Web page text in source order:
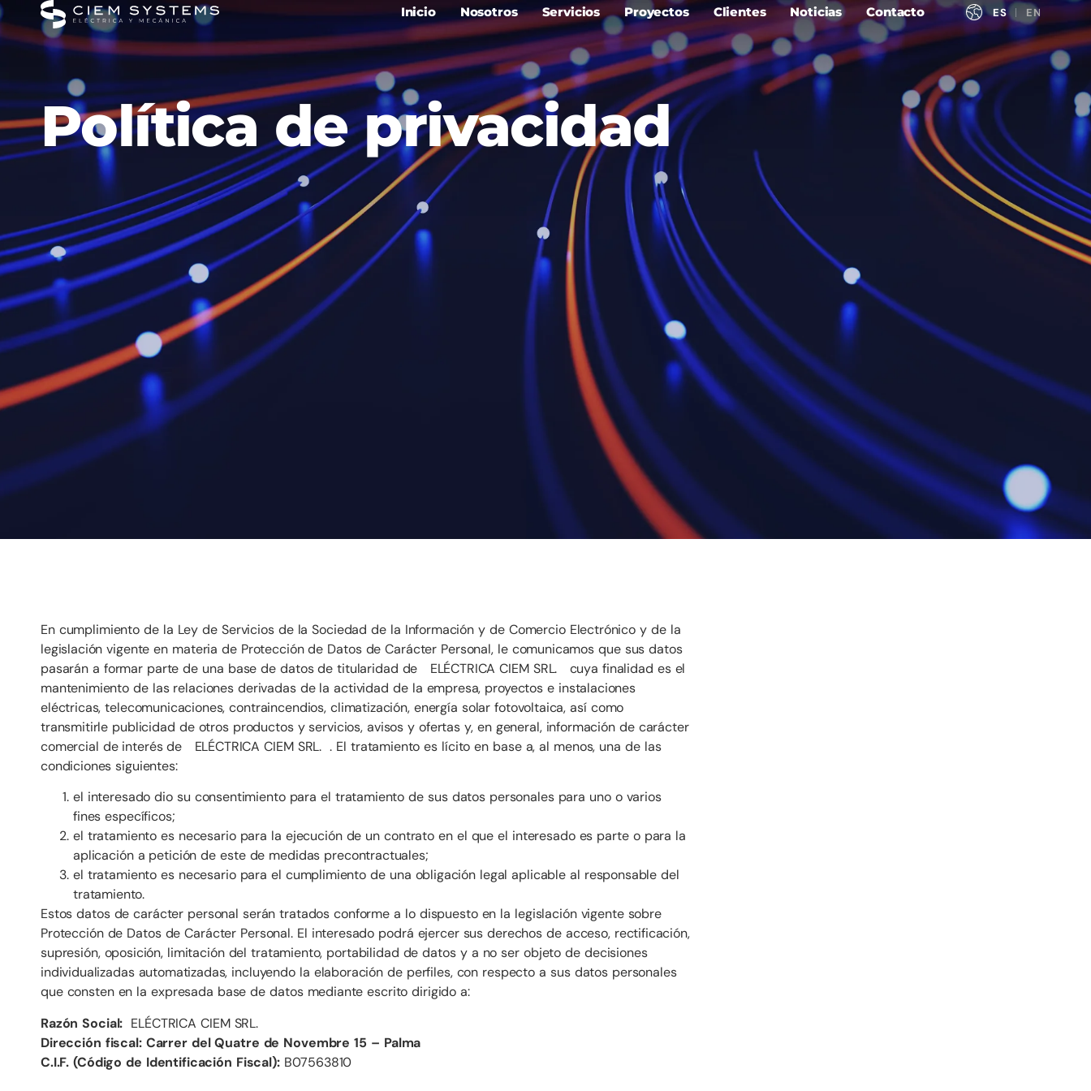
Inicio Nosotros Servicios Proyectos Clientes Noticias Contacto ESPAÑOLENGLISH
Política de privacidad
En cumplimiento de la Ley de Servicios de la Sociedad de la Información y de Comercio Electrónico y de la
legislación vigente en materia de Protección de Datos de Carácter Personal, le comunicamos que sus datos
pasarán a formar parte de una base de datos de titularidad de ELÉCTRICA CIEM SRL. cuya finalidad es el
mantenimiento de las relaciones derivadas de la actividad de la empresa, proyectos e instalaciones
eléctricas, telecomunicaciones, contraincendios, climatización, energía solar fotovoltaica, así como
transmitirle publicidad de otros productos y servicios, avisos y ofertas y, en general, información de carácter
comercial de interés de ELÉCTRICA CIEM SRL. . El tratamiento es lícito en base a, al menos, una de las
condiciones siguientes:
el interesado dio su consentimiento para el tratamiento de sus datos personales para uno o varios
fines específicos;
el tratamiento es necesario para la ejecución de un contrato en el que el interesado es parte o para la
aplicación a petición de este de medidas precontractuales;
el tratamiento es necesario para el cumplimiento de una obligación legal aplicable al responsable del
tratamiento.
Estos datos de carácter personal serán tratados conforme a lo dispuesto en la legislación vigente sobre
Protección de Datos de Carácter Personal. El interesado podrá ejercer sus derechos de acceso, rectificación,
supresión, oposición, limitación del tratamiento, portabilidad de datos y a no ser objeto de decisiones
individualizadas automatizadas, incluyendo la elaboración de perfiles, con respecto a sus datos personales
que consten en la expresada base de datos mediante escrito dirigido a:
Razón Social: ELÉCTRICA CIEM SRL.
Dirección fiscal: Carrer del Quatre de Novembre 15 – Palma
C.I.F. (Código de Identificación Fiscal):B07563810